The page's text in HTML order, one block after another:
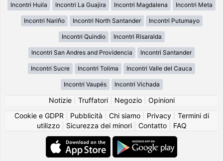
Incontri Huila Incontri La Guajira Incontri Magdalena Incontri Meta
Incontri Nariño Incontri North Santander Incontri Putumayo
Incontri Quindio Incontri Risaralda
Incontri San Andres and Providencia Incontri Santander
Incontri Sucre Incontri Tolima Incontri Valle del Cauca
Incontri Vaupés Incontri Vichada
Notizie| Truffatori| Negozio| Opinioni
Cookie e GDPR
Pubblicità Chi siamo| Privacy| Termini di
utilizzo| Sicurezza dei minori| Contatto| FAQ